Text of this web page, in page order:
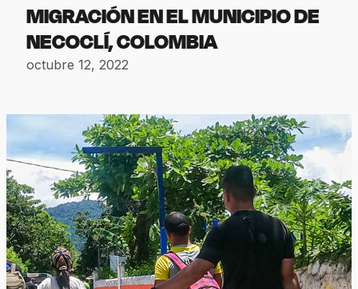
MIGRACIÓN EN EL MUNICIPIO DE
NECOCLÍ, COLOMBIA
octubre 12, 2022